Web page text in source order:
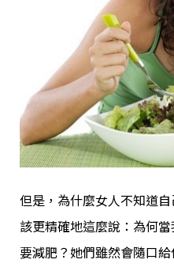
但是，為什麼女人不知道
該更精確地這麼說：為何
要減肥？她們雖然會隨口給